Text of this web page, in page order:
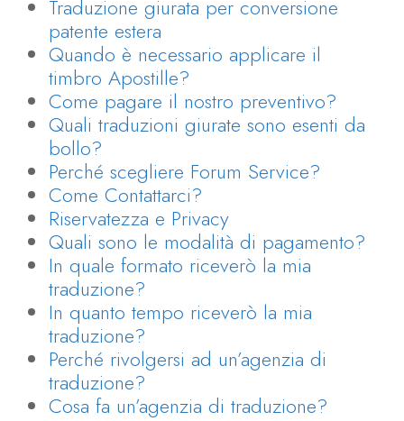
Traduzione giurata per conversione
patente estera
Quando è necessario applicare il
timbro Apostille?
Come pagare il nostro preventivo?
Quali traduzioni giurate sono esenti da
bollo?
Perché scegliere Forum Service?
Come Contattarci?
Riservatezza e Privacy
Quali sono le modalità di pagamento?
In quale formato riceverò la mia
traduzione?
In quanto tempo riceverò la mia
traduzione?
Perché rivolgersi ad un’agenzia di
traduzione?
Cosa fa un’agenzia di traduzione?